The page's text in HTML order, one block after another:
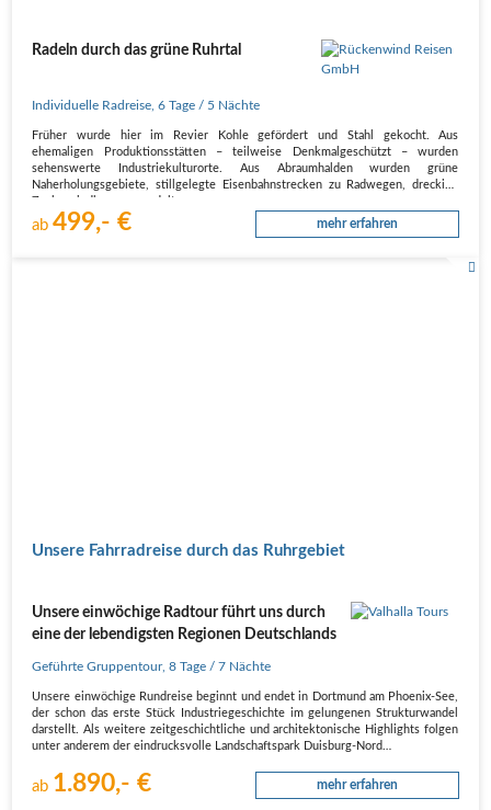
Radeln durch das grüne Ruhrtal
Individuelle Radreise ,6 Tage / 5 Nächte
Früher wurde hier im Revier Kohle gefördert und Stahl gekocht. Aus
ehemaligen Produktionsstätten – teilweise Denkmalgeschützt – wurden
sehenswerte Industriekulturorte. Aus Abraumhalden wurden grüne
Naherholungsgebiete, stillgelegte Eisenbahnstrecken zu Radwegen, dreckige
ab499,- € mehr erfahren
Unsere Fahrradreise durch das Ruhrgebiet
Unsere einwöchige Radtour führt uns durch
eine der lebendigsten Regionen Deutschlands
Geführte Gruppentour,8 Tage / 7 Nächte
Unsere einwöchige Rundreise beginnt und endet in Dortmund am Phoenix-See,
der schon das erste Stück Industriegeschichte im gelungenen Strukturwandel
darstellt. Als weitere zeitgeschichtliche und architektonische Highlights folgen
unter anderem der eindrucksvolle Landschaftspark Duisburg-Nord…
ab 1.890,- € mehr erfahren